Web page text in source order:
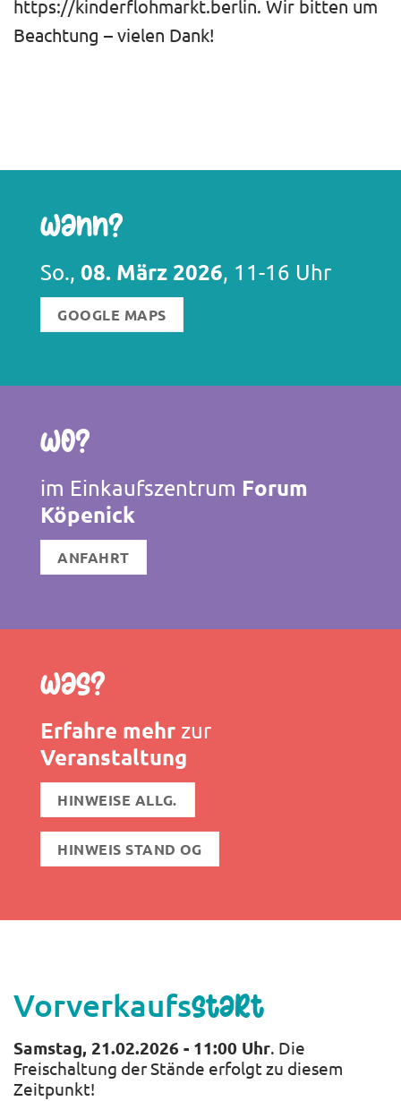
https://kinderflohmarkt.berlin. Wir bitten um
Beachtung – vielen Dank!
Wann?
So., 08. März 2026, 11-16 Uhr
GOOGLE MAPS
Wo?
im Einkaufszentrum Forum
Köpenick
ANFAHRT
Was?
Erfahre mehrzur
Veranstaltung
HINWEISE ALLG.
HINWEIS STAND OG
Vorverkaufsstart
Samstag, 21.02.2026 - 11:00 Uhr. Die
Freischaltung der Stände erfolgt zu diesem
Zeitpunkt!